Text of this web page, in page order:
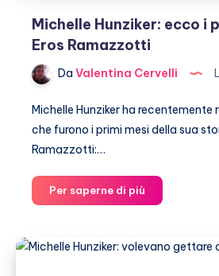
Michelle Hunziker: ecco i
Eros Ramazzotti
Da Valentina Cervelli
Michelle Hunziker ha
che furono i primi mesi della sua
Ramazzotti:…
Per saperne di più
Hunziker:
i